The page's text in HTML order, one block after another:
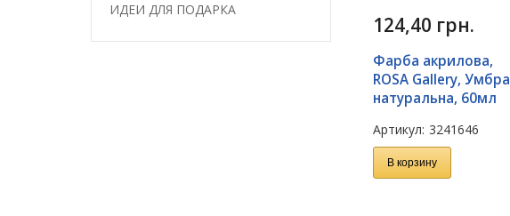
ИДЕИ ДЛЯ ПОДАРКА
124,40 грн.
Фарба акрилова,
ROSA Gallery, Умбра
натуральна, 60мл
Артикул: 3241646
В корзину